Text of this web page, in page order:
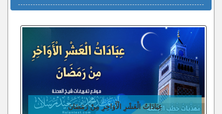
عِبَادَاتُ الْعَشْرِ الْأَوَاخِرِ مِنْ رَمَضَانَ